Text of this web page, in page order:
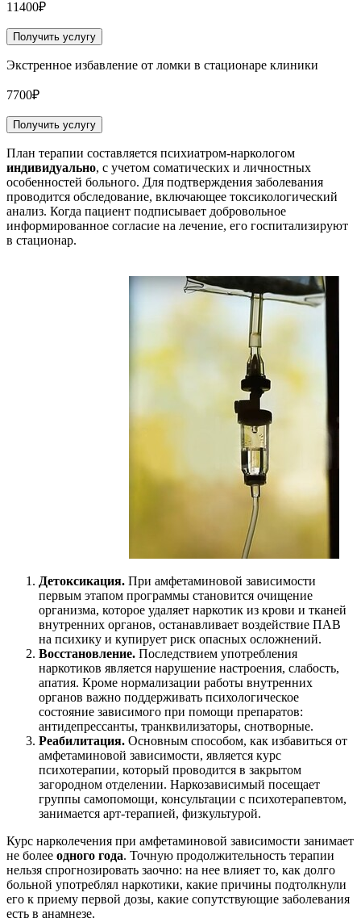
11400₽
Получить услугу
Экстренное избавление от ломки в стационаре клиники
7700₽
Получить услугу
План терапии составляется психиатром-наркологом
индивидуально, с учетом соматических и личностных
особенностей больного. Для подтверждения заболевания
проводится обследование, включающее токсикологический
анализ. Когда пациент подписывает добровольное
информированное согласие на лечение, его госпитализируют
в стационар.
Детоксикация. При амфетаминовой зависимости
первым этапом программы становится очищение
организма, которое удаляет наркотик из крови и тканей
внутренних органов, останавливает воздействие ПАВ
на психику и купирует риск опасных осложнений.
Восстановление. Последствием употребления
наркотиков является нарушение настроения, слабость,
апатия. Кроме нормализации работы внутренних
органов важно поддерживать психологическое
состояние зависимого при помощи препаратов:
антидепрессанты, транквилизаторы, снотворные.
Реабилитация. Основным способом, как избавиться от
амфетаминовой зависимости, является курс
психотерапии, который проводится в закрытом
загородном отделении. Наркозависимый посещает
группы самопомощи, консультации с психотерапевтом,
занимается арт-терапией, физкультурой.
Курс нарколечения при амфетаминовой зависимости занимает
не более одного года. Точную продолжительность терапии
нельзя спрогнозировать заочно: на нее влияет то, как долго
больной употреблял наркотики, какие причины подтолкнули
его к приему первой дозы, какие сопутствующие заболевания
есть в анамнезе.